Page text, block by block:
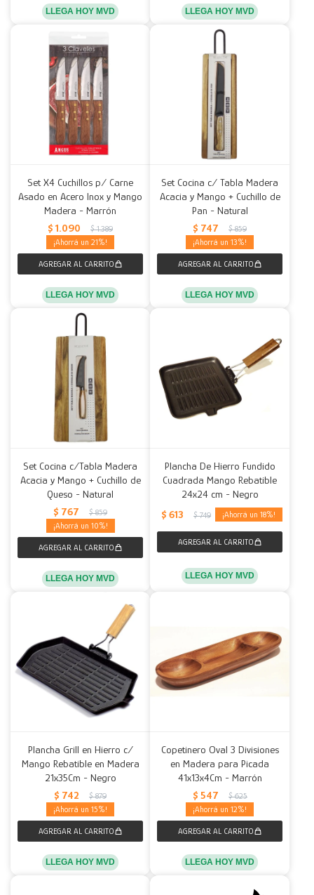
LLEGA HOY MVD LLEGA HOY MVD
Set X4 Cuchillos p/ Carne
Asado en Acero Inox y Mango
Madera - Marrón
$ 1.090 $ 1.389
21
LLEGA HOY MVD
Set Cocina c/ Tabla Madera
Acacia y Mango + Cuchillo de
Pan - Natural
$ 747 $ 859
13
LLEGA HOY MVD
Set Cocina c/Tabla Madera
Acacia y Mango + Cuchillo de
Queso - Natural
$ 767 $ 859
10
LLEGA HOY MVD
Plancha De Hierro Fundido
Cuadrada Mango Rebatible
24x24 cm - Negro
$ 613 $ 749 18
LLEGA HOY MVD
Plancha Grill en Hierro c/
Mango Rebatible en Madera
21x35Cm - Negro
$ 742 $ 879
15
LLEGA HOY MVD
Copetinero Oval 3 Divisiones
en Madera para Picada
41x13x4Cm - Marrón
$ 547 $ 625
12
LLEGA HOY MVD